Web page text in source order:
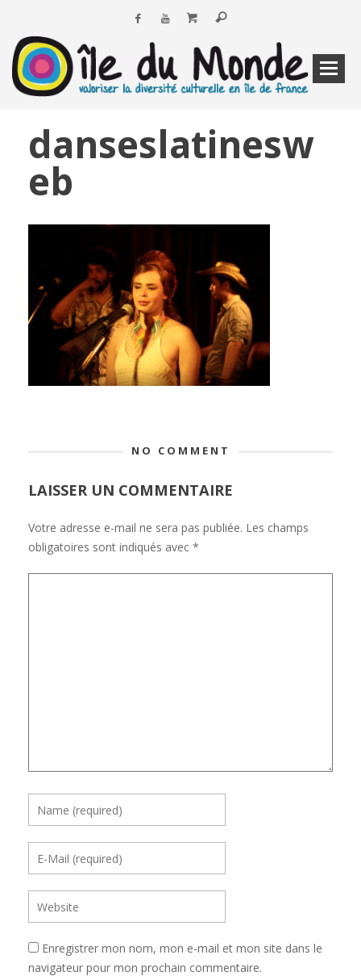
danseslatinesw
eb
NO COMMENT
LAISSER UN COMMENTAIRE
Votre adresse e-mail ne sera pas publiée. Les champs
obligatoires sont indiqués avec *
Enregistrer mon nom, mon e-mail et mon site dans le
navigateur pour mon prochain commentaire.